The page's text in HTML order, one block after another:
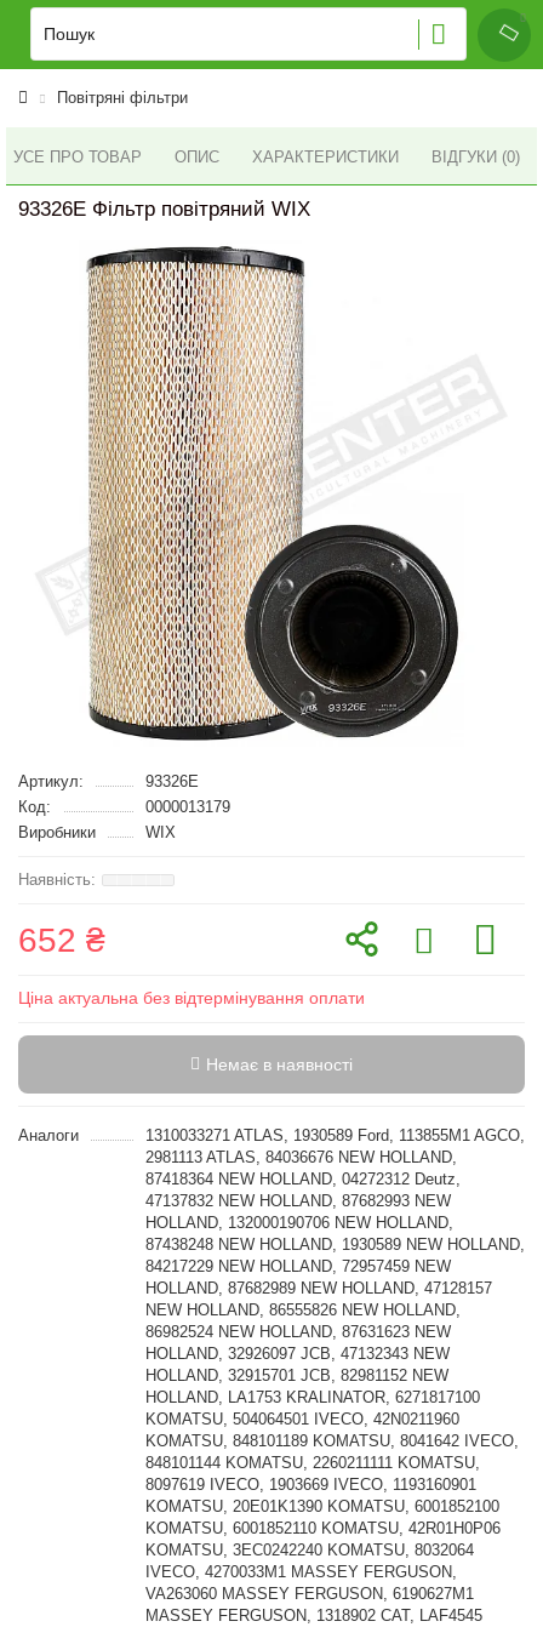
Повітряні фільтри
УСЕ ПРО ТОВАР ОПИС ХАРАКТЕРИСТИКИ ВІДГУКИ (0)
93326E Фільтр повітряний WIX
Артикул:
93326E
Код:
0000013179
Виробники
WIX
652 ₴
Ціна актуальна без відтермінування оплати
Немає в наявності
Аналоги
1310033271 ATLAS, 1930589 Ford, 113855M1 AGCO,
2981113 ATLAS, 84036676 NEW HOLLAND,
87418364 NEW HOLLAND, 04272312 Deutz,
47137832 NEW HOLLAND, 87682993 NEW
HOLLAND, 132000190706 NEW HOLLAND,
87438248 NEW HOLLAND, 1930589 NEW HOLLAND,
84217229 NEW HOLLAND, 72957459 NEW
HOLLAND, 87682989 NEW HOLLAND, 47128157
NEW HOLLAND, 86555826 NEW HOLLAND,
86982524 NEW HOLLAND, 87631623 NEW
HOLLAND, 32926097 JCB, 47132343 NEW
HOLLAND, 32915701 JCB, 82981152 NEW
HOLLAND, LA1753 KRALINATOR, 6271817100
KOMATSU, 504064501 IVECO, 42N0211960
KOMATSU, 848101189 KOMATSU, 8041642 IVECO,
848101144 KOMATSU, 2260211111 KOMATSU,
8097619 IVECO, 1903669 IVECO, 1193160901
KOMATSU, 20E01K1390 KOMATSU, 6001852100
KOMATSU, 6001852110 KOMATSU, 42R01H0P06
KOMATSU, 3EC0242240 KOMATSU, 8032064
IVECO, 4270033M1 MASSEY FERGUSON,
VA263060 MASSEY FERGUSON, 6190627M1
MASSEY FERGUSON, 1318902 CAT, LAF4545